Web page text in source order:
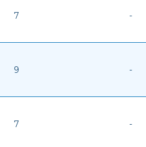
7 -
9 -
7 -